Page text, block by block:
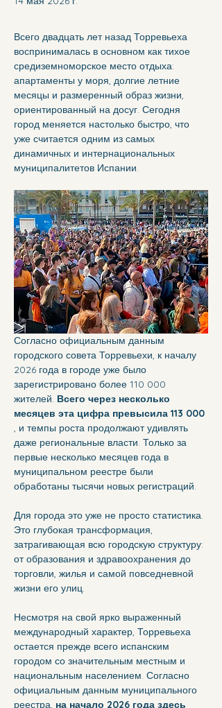
Всего двадцать лет назад Торревьеха
воспринималась в основном как тихое
средиземноморское место отдыха:
апартаменты у моря, долгие летние
месяцы и размеренный образ жизни,
ориентированный на досуг. Сегодня
город меняется настолько быстро, что
уже считается одним из самых
динамичных и интернациональных
муниципалитетов Испании.
Согласно официальным данным
городского совета Торревьехи, к началу
2026 года в городе уже было
зарегистрировано более 110 000
жителей. Всего через несколько
месяцев эта цифра превысила 113 000
, и темпы роста продолжают удивлять
даже региональные власти. Только за
первые несколько месяцев года в
муниципальном реестре были
обработаны тысячи новых регистраций.
Для города это уже не просто статистика.
Это глубокая трансформация,
затрагивающая всю городскую структуру:
от образования и здравоохранения до
торговли, жилья и самой повседневной
жизни его улиц.
Несмотря на свой ярко выраженный
международный характер, Торревьеха
остается прежде всего испанским
городом со значительным местным и
национальным населением. Согласно
официальным данным муниципального
реестра, на начало 2026 года здесь